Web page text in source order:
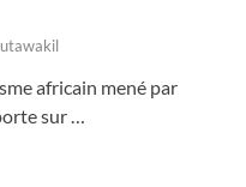
africain mené par
sur …